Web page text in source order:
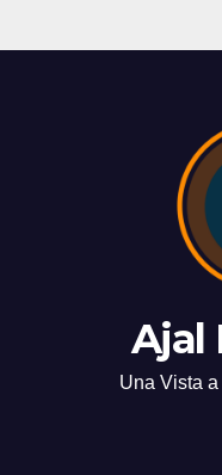
Ajal
Una Vista